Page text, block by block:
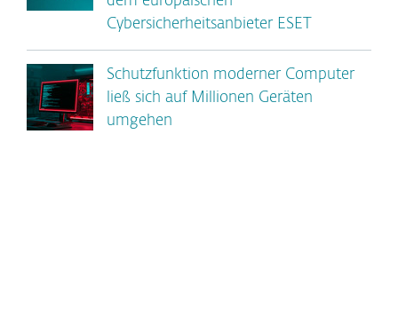
Cybersicherheitsanbieter ESET
Schutzfunktion moderner Computer
ließ sich auf Millionen Geräten
umgehen